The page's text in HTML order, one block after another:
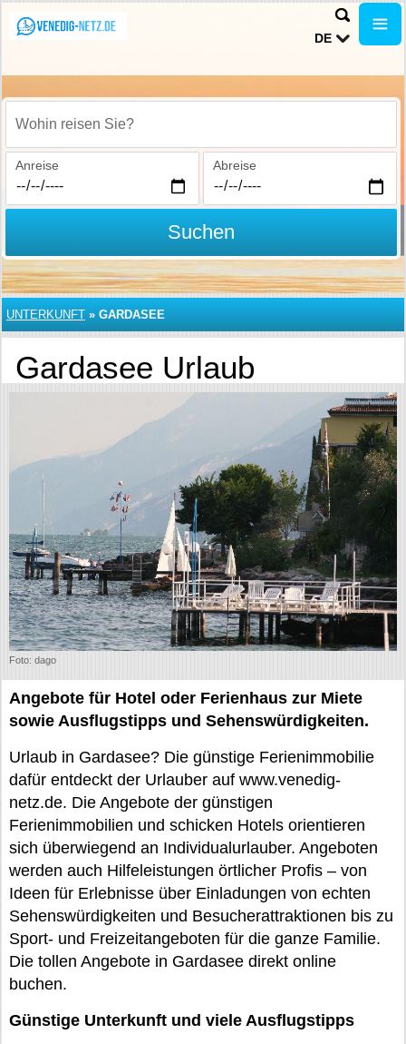
DE
Wohin reisen Sie?
Anreise Abreise
Suchen
UNTERKUNFT » GARDASEE
Gardasee Urlaub
Foto: dago
Angebote für Hotel oder Ferienhaus zur Miete
sowie Ausflugstipps und Sehenswürdigkeiten.
Urlaub in Gardasee? Die günstige Ferienimmobilie
dafür entdeckt der Urlauber auf www.venedig-
netz.de. Die Angebote der günstigen
Ferienimmobilien und schicken Hotels orientieren
sich überwiegend an Individualurlauber. Angeboten
werden auch Hilfeleistungen örtlicher Profis – von
Ideen für Erlebnisse über Einladungen von echten
Sehenswürdigkeiten und Besucherattraktionen bis zu
Sport- und Freizeitangeboten für die ganze Familie.
Die tollen Angebote in Gardasee direkt online
buchen.
Günstige Unterkunft und viele Ausflugstipps